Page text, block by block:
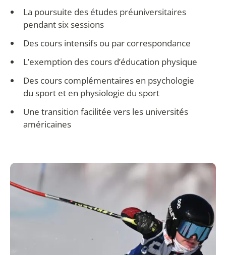
La poursuite des études préuniversitaires
pendant six sessions
Des cours intensifs ou par correspondance
L’exemption des cours d’éducation physique
Des cours complémentaires en psychologie
du sport et en physiologie du sport
Une transition facilitée vers les universités
américaines